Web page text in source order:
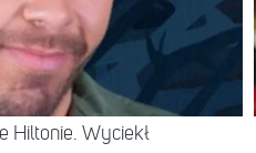
Hiltonie. Wyciekł